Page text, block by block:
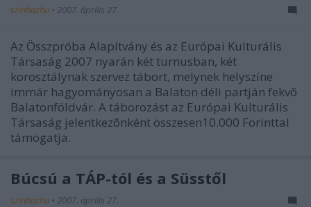
szinhazhu • 2007. április 27.
Az Összpróba Alapítvány és az Európai Kulturális
Társaság 2007 nyarán két turnusban, két
korosztálynak szervez tábort, melynek helyszíne
immár hagyományosan a Balaton déli partján fekvõ
Balatonföldvár. A táborozást az Európai Kulturális
Társaság jelentkezõnként összesen10.000 Forinttal
támogatja.
Búcsú a TÁP-tól és a Süsstől
szinhazhu • 2007. április 27.